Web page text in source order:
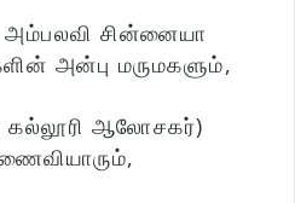
சின்னையா
அன்பு மருமகளும்,
ஆலோசகர்)